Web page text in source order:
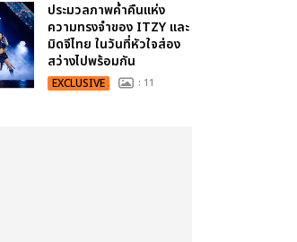
ประมวลภาพค่ำคืนแห่ง
ความทรงจำของ ITZY และ
มิดจีไทย ในวันที่หัวใจส่อง
สว่างไปพร้อมกัน
EXCLUSIVE : 11